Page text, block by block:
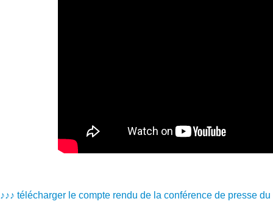
♪♪♪ télécharger e compte rendu de la conférence de presse